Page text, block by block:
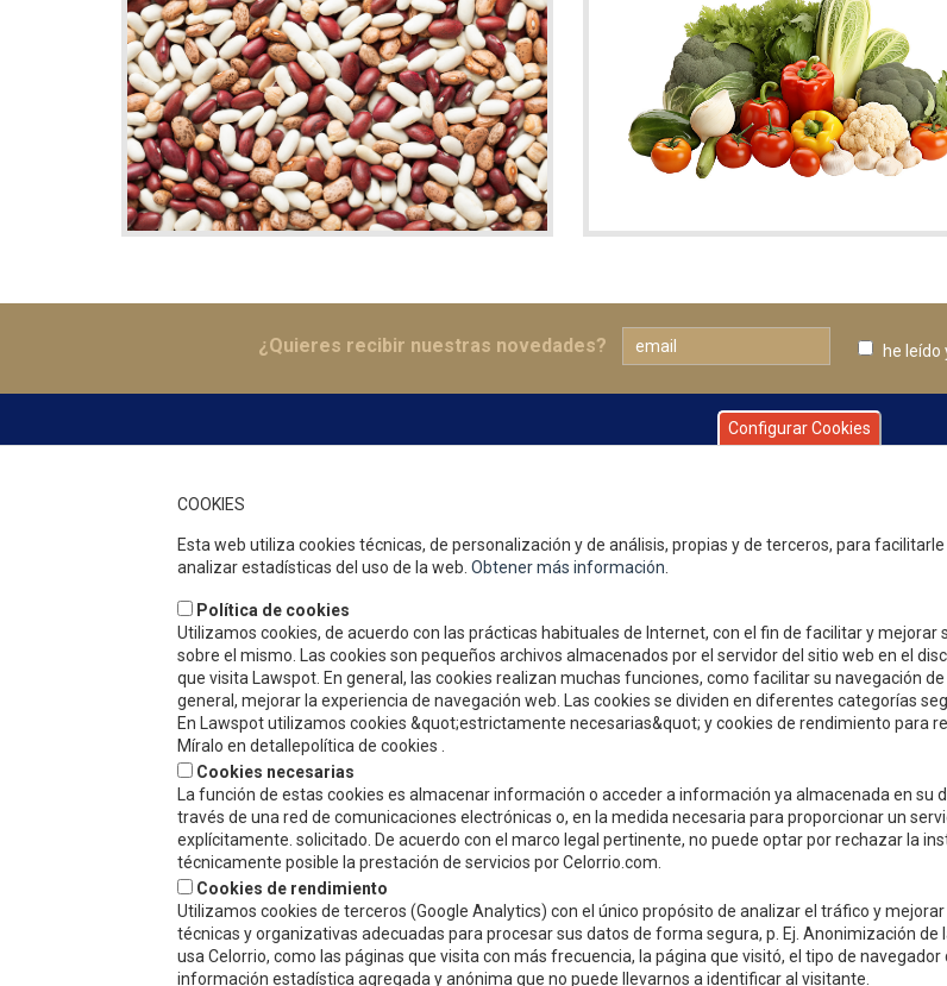
Configurar Cookies
COOKIES
Esta web utiliza cookies técnicas, de personalización y de análisis, propias y de terceros, para
analizar estadísticas del uso de la web.Obtener más información
Política de cookies
Utilizamos cookies, de acuerdo con las prácticas habituales de Internet, con el fin de facilitar y
sobre el mismo. Las cookies son pequeños archivos almacenados por el servidor del sitio web en el
que visita Lawspot. En general, las cookies realizan muchas funciones, como facilitar su navegación
general, mejorar la experiencia de navegación web. Las cookies se dividen en diferentes categorías
En Lawspot utilizamos cookies &quot;estrictamente necesarias&quot; y cookies de rendimiento para
Míralo en detallepolítica de cookies .
Cookies necesarias
La función de estas cookies es almacenar información o acceder a información ya almacenada en
través de una red de comunicaciones electrónicas o, en la medida necesaria para proporcionar un
explícitamente. solicitado. De acuerdo con el marco legal pertinente, no puede optar por rechazar la
técnicamente posible la prestación de servicios por Celorrio.com.
Cookies de rendimiento
Utilizamos cookies de terceros (Google Analytics) con el único propósito de analizar el tráfico y
técnicas y organizativas adecuadas para procesar sus datos de forma segura, p. Ej. Anonimización
usa Celorrio, como las páginas que visita con más frecuencia, la página que visitó, el tipo de
información estadística agregada y anónima que no puede llevarnos a identificar al visitante.
¿Quieres recibir nuestras novedades? he leído
Celorrio es un grupo de empresas con
más de 50 años de historia especializado
vegetales. A lo largo de este tiempo la
calidad de nuestros productos, el servicio,
la atención al cliente y nuestros
competitivos precios han permitido que
gocemos de un gran prestigio y
reconocimiento en nuestro sector.
Polígono Tejerías
Tel. +34 941